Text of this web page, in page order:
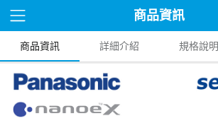
商品資訊
商品資訊 詳細介紹 規格說明